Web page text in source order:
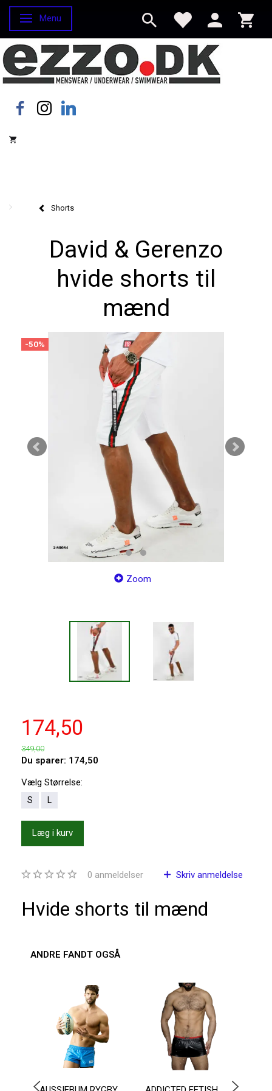
Skifte navigation
Menu
Shorts
David & Gerenzo
hvide shorts til
mænd
-50%
Zoom
174,50
349,00
Du sparer: 174,50
Vælg Størrelse:
S L
Læg i kurv
0 anmeldelser Skriv anmeldelse
Hvide shorts til mænd
ANDRE FANDT OGSÅ